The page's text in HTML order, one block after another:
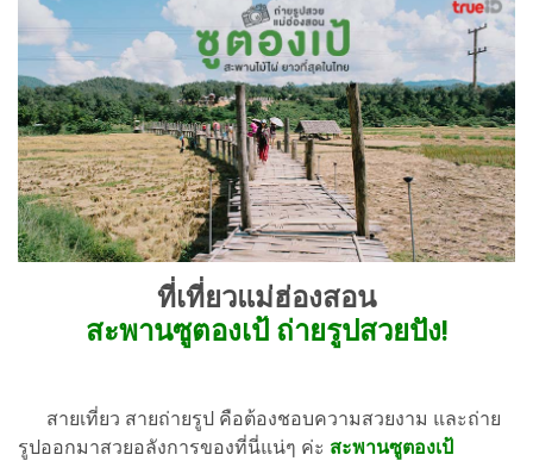
ที่เที่ยวแม่ฮ่องสอน
สะพานซูตองเป้ ถ่ายรูปสวยปัง!
สายเที่ยว สายถ่ายรูป คือต้องชอบความสวยงาม และถ่าย
รูปออกมาสวยอลังการของที่นี่แน่ๆ ค่ะ สะพานซูตองเป้